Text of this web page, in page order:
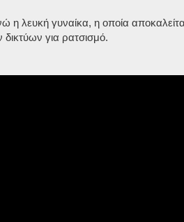
η λευκή γυναίκα, η οποία
για ρατσισμό.